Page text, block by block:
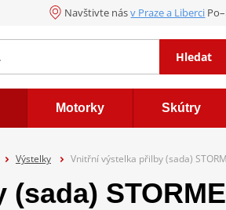
Navštivte násv Praze a Liberci
Hledat
Motorky Skútry
Výstelky Vnitřní výstelka přilby (sada)